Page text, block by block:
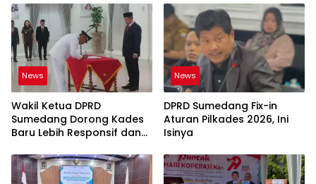
News
Wakil Ketua DPRD
Sumedang Dorong Kades
Baru Lebih Responsif dan
News
DPRD Sumedang Fix-in
Aturan Pilkades 2026, Ini
Isinya